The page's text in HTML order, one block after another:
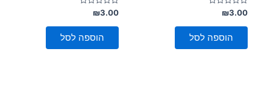
דורג
0
מתוך
₪3.00
הוספה לסל
דורג
0
מתוך
₪3.00
הוספה לסל